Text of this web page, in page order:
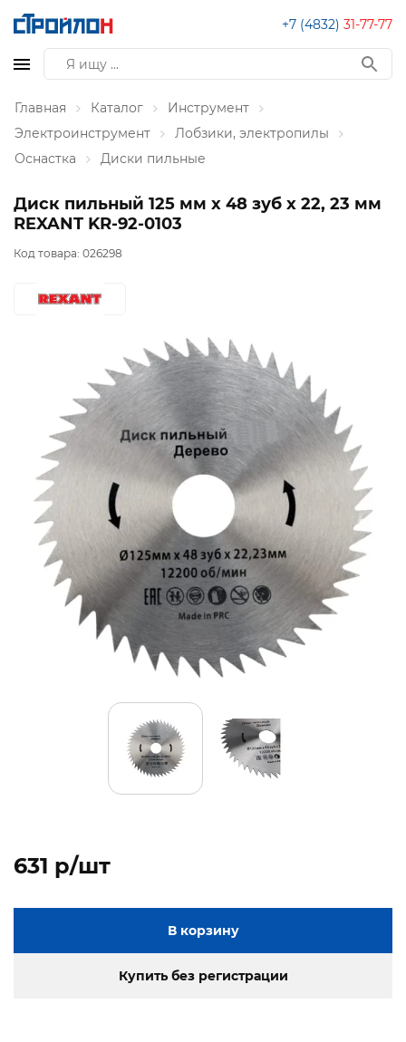
+7 (4832) 31-77-77
Главная Каталог
Инструмент
Электроинструмент
Лобзики, электропилы
Оснастка
Диски пильные
Диск пильный 125 мм х 48 зуб х 22, 23 мм
REXANT KR-92-0103
Код товара: 026298
631 p/шт
В корзину
Купить без регистрации